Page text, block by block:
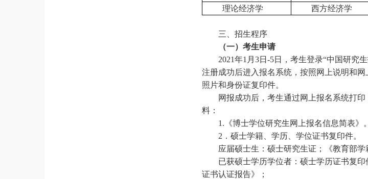
理论经济学
西方经济学
三、 招生程序
（一）考生申请
2021年1月3日-5日，考生登录“中国研究
注册成功后进入报名系统，按照网上说明和
照片和身份证复印件。
网报成功后，考生通过网上报名系统打
料：
1.《博士学位研究生网上报名信息简表》。
2．硕士学籍、学历、学位证书复印件。
应届硕士生：硕士研究生证；《教育部
已获硕士学历学位者：硕士学历证书复
证书认证报告》；